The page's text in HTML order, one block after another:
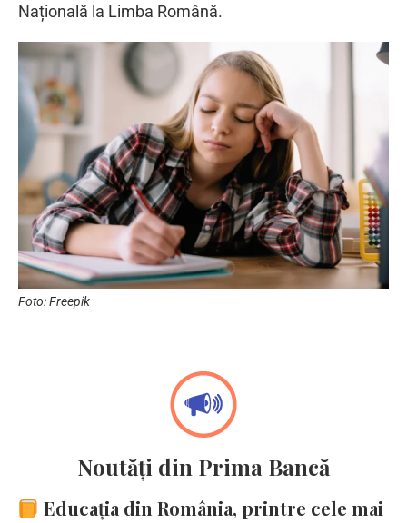
Națională la Limba Română.
Foto: Freepik
Noutăți din Prima Bancă
Educația din România, printre cele mai